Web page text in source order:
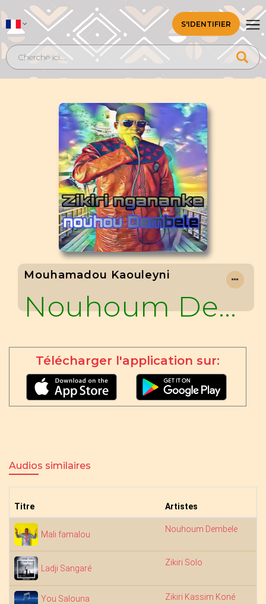
S'IDENTIFIER
Mouhamadou Kaouleyni
Nouhoum Dembele
Télécharger l'application sur:
Audios similaires
Titre Artistes
Mali famalou
Nouhoum Dembele
Ladji Sangaré
Zikiri Solo
You Salouna Zikiri Kassim Koné